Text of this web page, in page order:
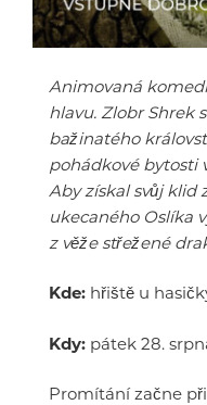
Animovaná
hlavu. Zlobr Shrek
bažinatého
pohádkové bytosti
Aby získal svůj klid
ukecaného Oslíka
z věže střežené
Kde: hřiště u
Kdy: pátek 28.
Promítání začne